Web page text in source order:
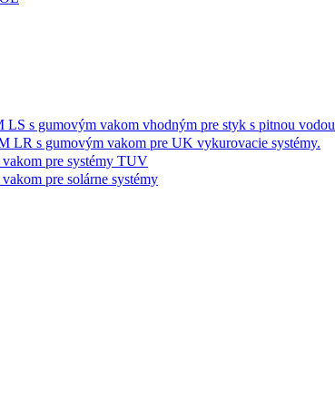
s gumovým vakom vhodným pre styk s pitnou vodou
s gumovým vakom pre UK vykurovacie systémy.
pre systémy TUV
pre solárne systémy